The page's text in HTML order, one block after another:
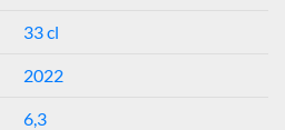
33 cl
2022
6,3